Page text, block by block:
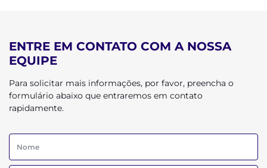
ENTRE EM CONTATO COM A NOSSA
EQUIPE
Para solicitar mais informações, por favor, preencha o
formulário abaixo que entraremos em contato
rapidamente.